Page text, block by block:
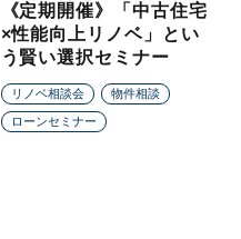
《定期開催》「中古住宅
×性能向上リノベ」とい
う賢い選択セミナー
リノベ相談会 物件相談
ローンセミナー